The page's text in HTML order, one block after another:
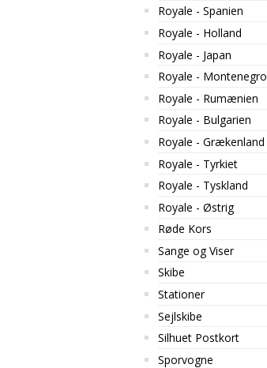
Royale - Spanien
Royale - Holland
Royale - Japan
Royale - Montenegro
Royale - Rumænien
Royale - Bulgarien
Royale - Grækenland
Royale - Tyrkiet
Royale - Tyskland
Royale - Østrig
Røde Kors
Sange og Viser
Skibe
Stationer
Sejlskibe
Silhuet Postkort
Sporvogne